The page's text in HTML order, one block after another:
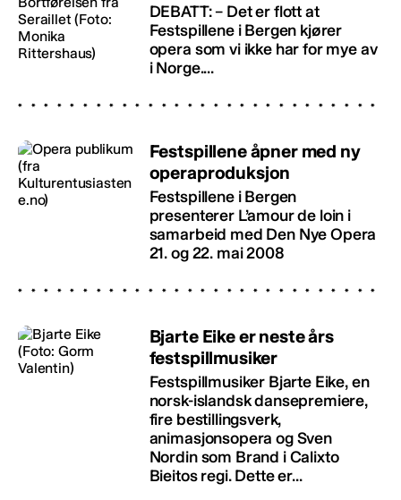
DEBATT: – Det er flott at
Festspillene i Bergen kjører
opera som vi ikke har for mye av
i Norge....
Festspillene åpner med ny
operaproduksjon
Festspillene i Bergen
presenterer L’amour de loin i
samarbeid med Den Nye Opera
21. og 22. mai 2008
Bjarte Eike er neste års
festspillmusiker
Festspillmusiker Bjarte Eike, en
norsk-islandsk dansepremiere,
fire bestillingsverk,
animasjonsopera og Sven
Nordin som Brand i Calixto
Bieitos regi. Dette er...